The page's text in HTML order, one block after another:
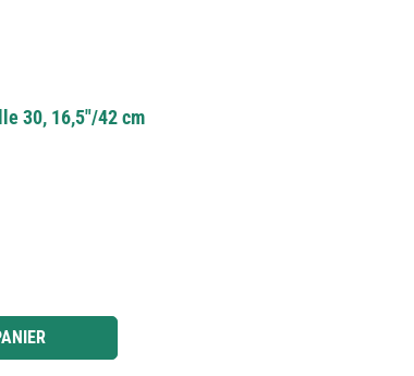
30, 16,5"/42 cm
pour augmenter ou diminuer la quantité.